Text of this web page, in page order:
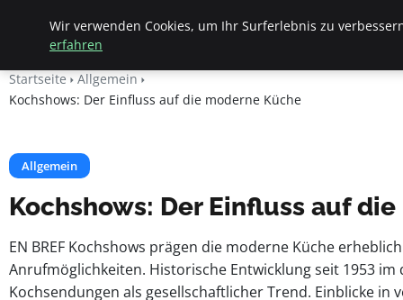
Apemania Shop
Startseite
Allgemein
Kochshows: Der Einfluss auf die moderne Küche
Allgemein
Kochshows: Der Einfluss auf
EN BREF Kochshows prägen die moderne Küche
Anrufmöglichkeiten. Historische Entwicklung seit 1953
Kochsendungen als gesellschaftlicher Trend. Einblicke
Wir verwenden Cookies, um Ihr Surferlebnis zu
erfahren